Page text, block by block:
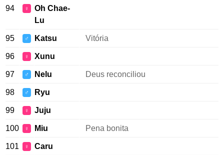
94 ♀
Oh Chae-
Lu
95 ♂ Katsu Vitória
96 ♀ Xunu
97 ♂ Nelu Deus reconciliou
98 ♂ Ryu
99 ♀ Juju
100 ♀ Miu Pena bonita
101 ♀ Caru